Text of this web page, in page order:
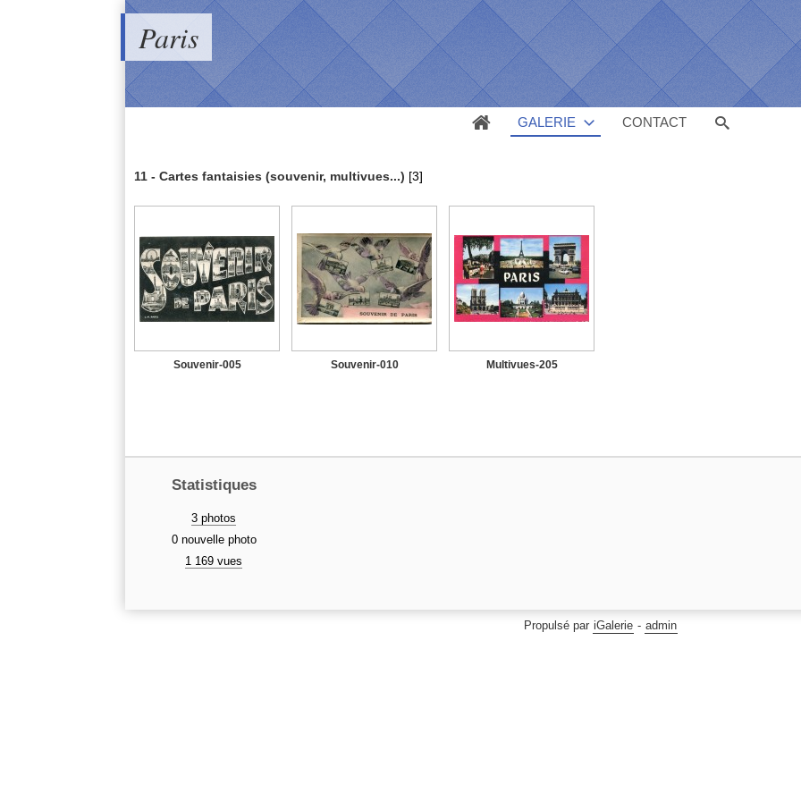
Paris
GALERIE CONTACT
11 - Cartes fantaisies (souvenir, multivues...) [3]
Souvenir-005 Souvenir-010 Multivues-205
Statistiques
3 photos
0 nouvelle photo
1 169 vues
Propulsé par iGalerie - admin